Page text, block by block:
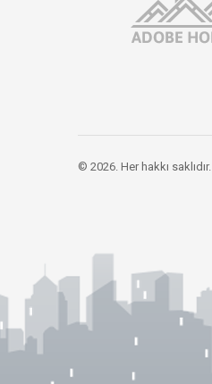
© 2026. Her hakkı saklıdır.